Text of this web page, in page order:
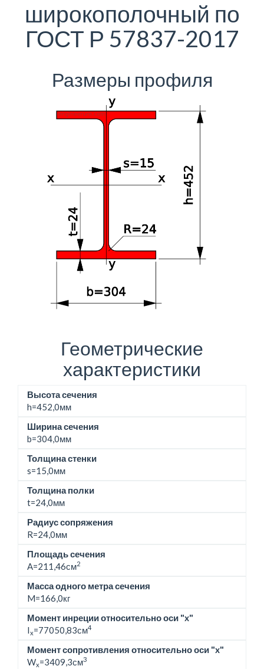
широкополочный по
ГОСТ Р 57837-2017
Размеры профиля
Геометрические
характеристики
Высота сечения
h=452,0мм
Ширина сечения
b=304,0мм
Толщина стенки
s=15,0мм
Толщина полки
t=24,0мм
Радиус сопряжения
R=24,0мм
Площадь сечения
A=211,46см2
Масса одного метра сечения
M=166,0кг
Момент инреции относительно оси "x"
Ix=77050,83см4
Момент сопротивления относительно оси "x"
Wx=3409,3см3